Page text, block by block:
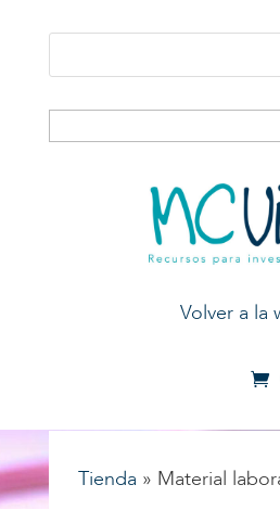
Volver a la
Tienda » Material